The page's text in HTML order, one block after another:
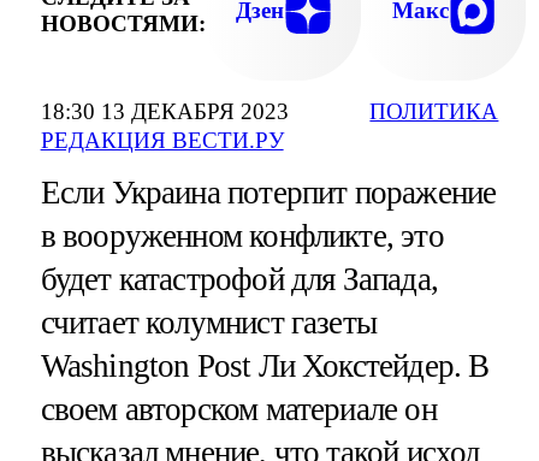
18:30 13 ДЕКАБРЯ 2023
РЕДАКЦИЯ ВЕСТИ.РУ
ПОЛИТИКА
НОВОСТЯМИ:
Дзен Макс
Если Украина потерпит поражение
в вооруженном конфликте, это
будет катастрофой для Запада,
считает колумнист газеты
Washington Post Ли Хокстейдер. В
своем авторском материале он
высказал мнение, что такой исход